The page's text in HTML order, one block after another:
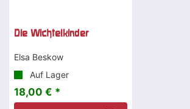
Die Wichtelkinder
Elsa Beskow
Auf Lager
18,00 € *